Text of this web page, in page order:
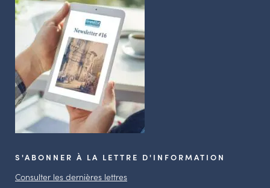
S'ABONNER À LA LETTRE D'INFORMATION
Consulter les dernières lettres